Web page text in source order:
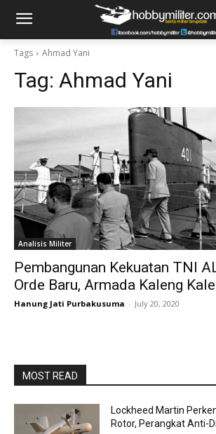
Tags Ahmad Yani
Tag: Ahmad Yani
Analisis Militer
Pembangunan Kekuatan TNI
Orde Baru, Armada Kaleng
Hanung Jati Purbakusuma - July 20, 2020
MOST READ
Lockheed Martin
Rotor, Perangkat Anti-